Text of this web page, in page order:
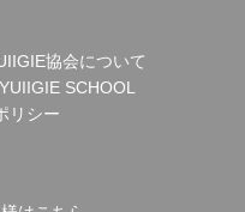
協会について
YUIIGIE SCHOOL
リシー